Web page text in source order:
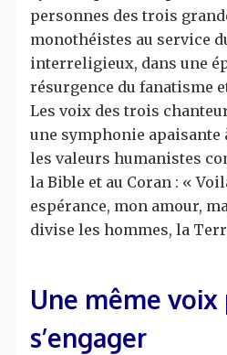
personnes des trois
monothéistes au service
interreligieux, dans une
résurgence du fanatisme
Les voix des trois
une symphonie
les valeurs humanistes
la Bible et au Coran : «
espérance, mon amour,
divise les hommes, la
Une même voix
s’engager